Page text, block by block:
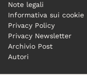
Note legali
Informativa sui cookie
Privacy Policy
Privacy Newsletter
Archivio Post
Autori